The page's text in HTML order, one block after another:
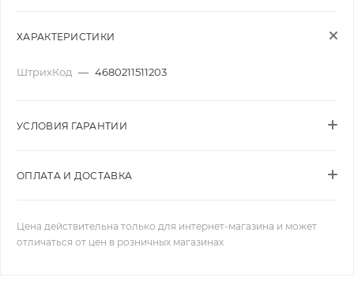
ХАРАКТЕРИСТИКИ
ШтрихКод — 4680211511203
УСЛОВИЯ ГАРАНТИИ
ОПЛАТА И ДОСТАВКА
Цена действительна только для интернет-магазина и может
отличаться от цен в розничных магазинах